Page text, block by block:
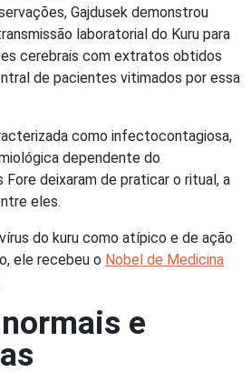
Gajdusek demonstrou
laboratorial do Kuru para
cerebrais com extratos obtidos
de pacientes vitimados por essa
como infectocontagiosa,
dependente do
Fore deixaram de praticar o ritual, a
eles.
do kuru como atípico e de ação
ele recebeu o Nobel de Medicina
e